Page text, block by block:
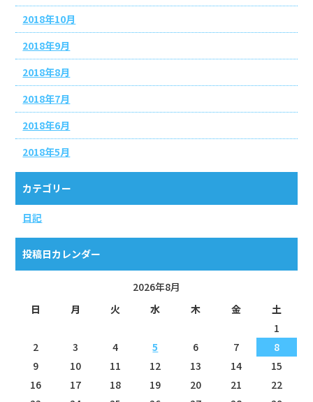
2018年10月
2018年9月
2018年8月
2018年7月
2018年6月
2018年5月
カテゴリー
日記
投稿日カレンダー
2026年8月
日
月 火 水 木 金
土
1
2
3 4 5 6 7
8
9
10 11 12 13 14
15
16
17 18 19 20 21
22